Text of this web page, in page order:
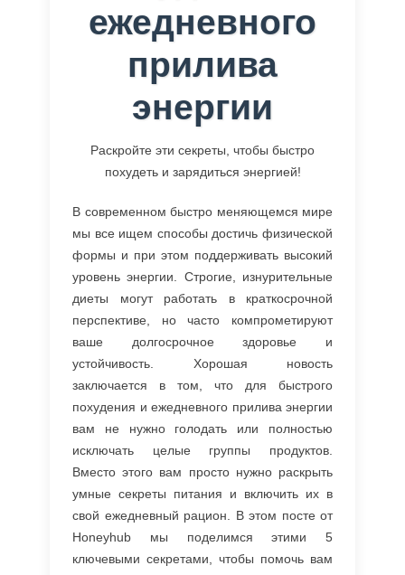
ежедневного
прилива
энергии
Раскройте эти секреты, чтобы быстро
похудеть и зарядиться энергией!
В современном быстро меняющемся мире
мы все ищем способы достичь физической
формы и при этом поддерживать высокий
уровень энергии. Строгие, изнурительные
диеты могут работать в краткосрочной
перспективе, но часто компрометируют
ваше долгосрочное здоровье и
устойчивость. Хорошая новость
заключается в том, что для быстрого
похудения и ежедневного прилива энергии
вам не нужно голодать или полностью
исключать целые группы продуктов.
Вместо этого вам просто нужно раскрыть
умные секреты питания и включить их в
свой ежедневный рацион. В этом посте от
Honeyhub мы поделимся этими 5
ключевыми секретами, чтобы помочь вам